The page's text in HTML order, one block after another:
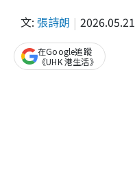
文: 張詩朗 2026.05.21
在Google追蹤
《UHK 港生活》